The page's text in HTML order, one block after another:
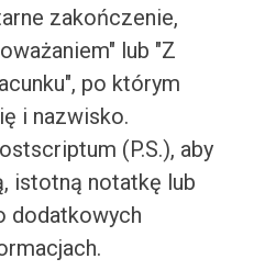
zakończenie,
lub "Z
po którym
i nazwisko.
(P.S.), aby
istotną notatkę lub
dodatkowych